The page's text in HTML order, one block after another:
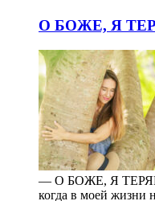
О БОЖЕ, Я
— О БОЖЕ, Я ТЕРЯЮ
когда в моей жизни